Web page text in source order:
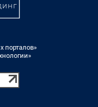
порталов»